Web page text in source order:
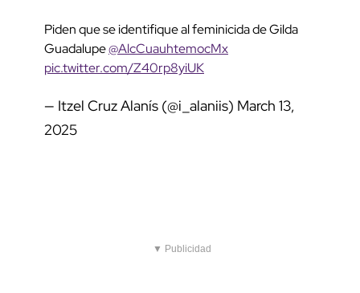
Piden que se identifique al feminicida de Gilda
Guadalupe@AlcCuauhtemocMx
pic.twitter.com/Z40rp8yiUK
— Itzel Cruz Alanís (@i_alaniis) March 13,
2025
▼ Publicidad